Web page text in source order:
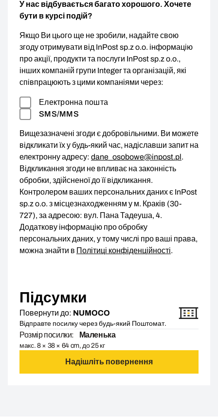
У нас відбувається багато хорошого. Хочете
бути в курсі подій?
Якщо Ви цього ще не зробили, надайте свою
згоду отримувати від InPost sp.z o.o. інформацію
про акції, продукти та послуги InPost sp.z o.o.,
інших компаній групи Integer та організацій, які
співпрацюють з цими компаніями через:
Електронна пошта
SMS/MMS
Вищезазначені згоди є добровільними. Ви можете
відкликати їх у будь-який час, надіславши запит на
електронну адресу: dane_osobowe@inpost.pl.
Відкликання згоди не впливає на законність
обробки, здійсненої до її відкликання.
Контролером ваших персональних даних є InPost
sp.z o.o. з місцезнаходженням у м. Краків (30-
727), за адресою: вул. Пана Тадеуша, 4.
Додаткову інформацію про обробку
персональних даних, у тому числі про ваші права,
можна знайти в Політиці конфіденційності.
Підсумки
Повернути до: NUMOCO
Відправте посилку через будь-який Поштомат.
Розмір посилки: Маленька
макс. 8 × 38 × 64 cm, до 25 кг
Надішліть повернення